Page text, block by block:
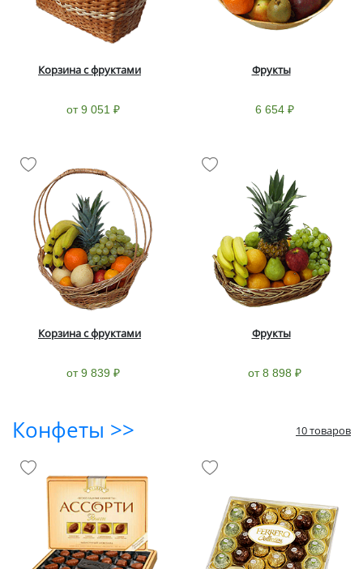
Корзина с фруктами
от 9 051 ₽
Фрукты
6 654 ₽
Корзина с фруктами
от 9 839 ₽
Фрукты
от 8 898 ₽
Конфеты >> 10 товаров